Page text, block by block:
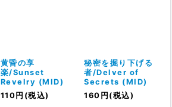
絞り込む
黄昏の享
楽/Sunset
Revelry (MID)
110 円 (税込)
秘密を掘り下げる
者/Delver of
Secrets (MID)
160 円 (税込)